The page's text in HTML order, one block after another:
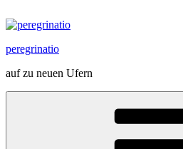
Inhalt
peregrinatio
auf zu neuen Ufern